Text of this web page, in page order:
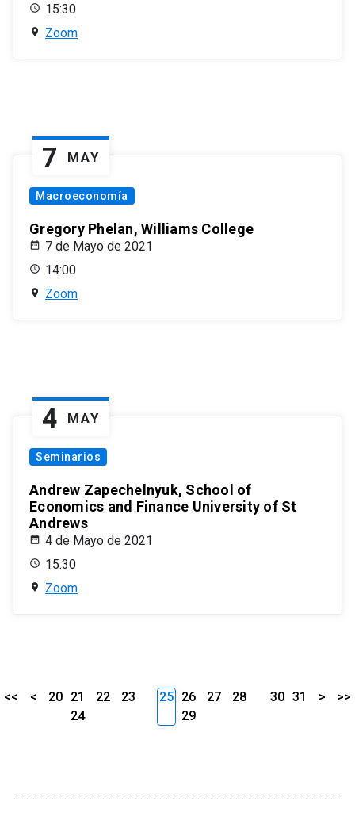
15:30
Zoom
7 MAY
Macroeconomía
Gregory Phelan, Williams College
7 de Mayo de 2021
14:00
Zoom
4 MAY
Seminarios
Andrew Zapechelnyuk, School of
Economics and Finance University of St
Andrews
4 de Mayo de 2021
15:30
Zoom
<< < 20 21 22
23
24
25 26 27
28
29
30 31 > >>